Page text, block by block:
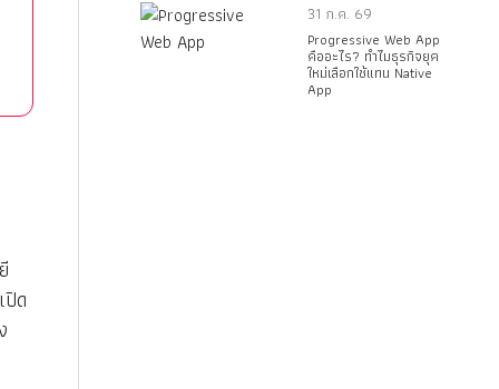
ปิด
31 ก.ค. 69
Progressive Web App
คืออะไร? ทำไมธุรกิจยุค
ใหม่เลือกใช้แทน Native
App